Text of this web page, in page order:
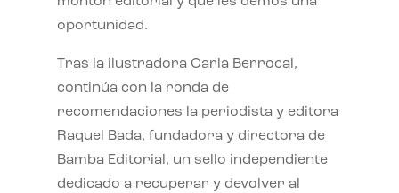
oportunidad.
Tras la ilustradora Carla Berrocal,
continúa con la ronda de
recomendaciones la periodista y editora
Raquel Bada, fundadora y directora de
Bamba Editorial, un sello independiente
dedicado a recuperar y devolver al